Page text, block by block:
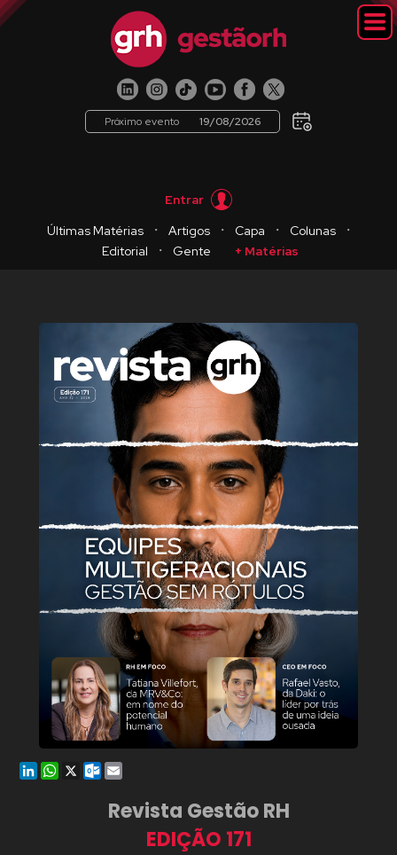
Próximo evento 19/08/2026
Entrar
Últimas Matérias
・ Artigos ・ Capa ・ Colunas
・
Editorial
・ Gente + Matérias
LinkedInWhatsApp
X Outlook.com
Revista Gestão RH
EDIÇÃO 171